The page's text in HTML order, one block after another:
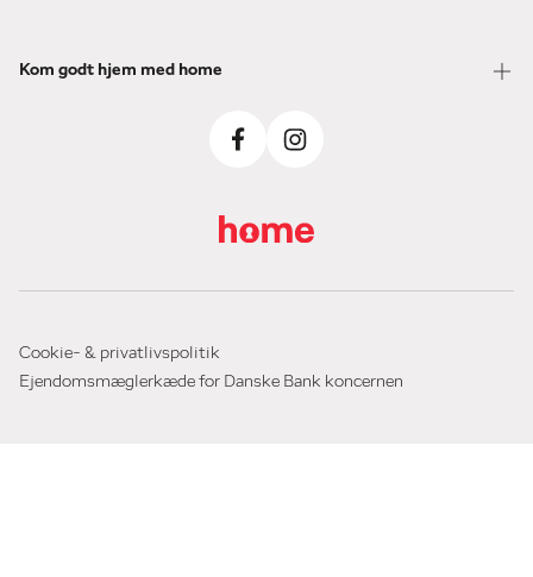
Kom godt hjem med home
Cookie- & privatlivspolitik
Ejendomsmæglerkæde for Danske Bank koncernen